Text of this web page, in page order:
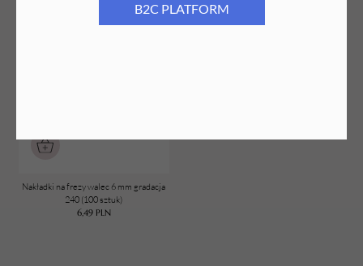
B2C PLATFORM
Nakładki na frezy walec 6 mm gradacja
240 (100 sztuk)
6,49 PLN